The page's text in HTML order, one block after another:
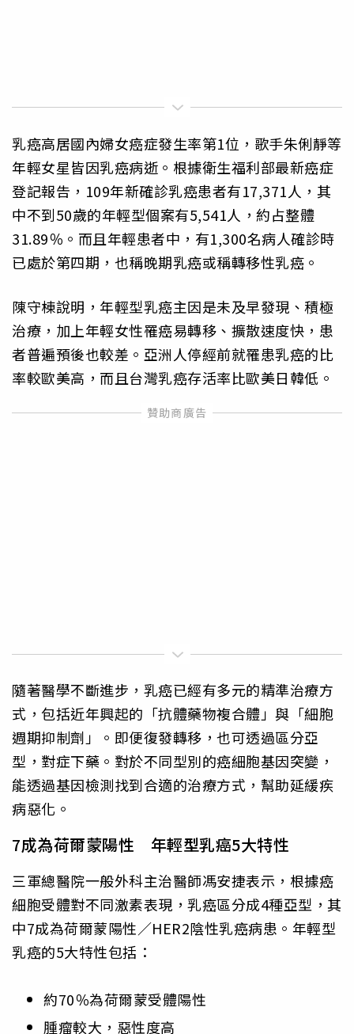
乳癌高居國內婦女癌症發生率第1位，歌手朱俐靜等
年輕女星皆因乳癌病逝。根據衛生福利部最新癌症
登記報告，109年新確診乳癌患者有17,371人，其
中不到50歲的年輕型個案有5,541人，約占整體
31.89％。而且年輕患者中，有1,300名病人確診時
已處於第四期，也稱晚期乳癌或稱轉移性乳癌。
陳守棟說明，年輕型乳癌主因是未及早發現、積極
治療，加上年輕女性罹癌易轉移、擴散速度快，患
者普遍預後也較差。亞洲人停經前就罹患乳癌的比
率較歐美高，而且台灣乳癌存活率比歐美日韓低。
隨著醫學不斷進步，乳癌已經有多元的精準治療方
式，包括近年興起的「抗體藥物複合體」與「細胞
週期抑制劑」。即便復發轉移，也可透過區分亞
型，對症下藥。對於不同型別的癌細胞基因突變，
能透過基因檢測找到合適的治療方式，幫助延緩疾
病惡化。
7成為荷爾蒙陽性 年輕型乳癌5大特性
三軍總醫院一般外科主治醫師馮安捷表示，根據癌
細胞受體對不同激素表現，乳癌區分成4種亞型，其
中7成為荷爾蒙陽性／HER2陰性乳癌病患。年輕型
乳癌的5大特性包括：
約70％為荷爾蒙受體陽性
腫瘤較大，惡性度高